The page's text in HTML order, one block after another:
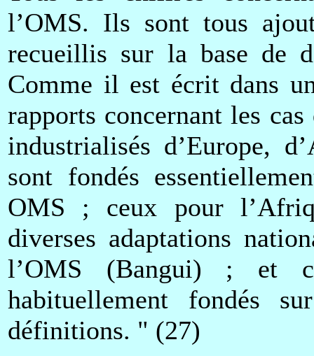
l’OMS. Ils sont tous
recueillis sur la base de
Comme il est écrit dans
rapports concernant les
industrialisés d’Europe,
sont fondés
OMS ; ceux pour
diverses adaptations
l’OMS (Bangui) ; et
habituellement fondés
définitions. " (27)